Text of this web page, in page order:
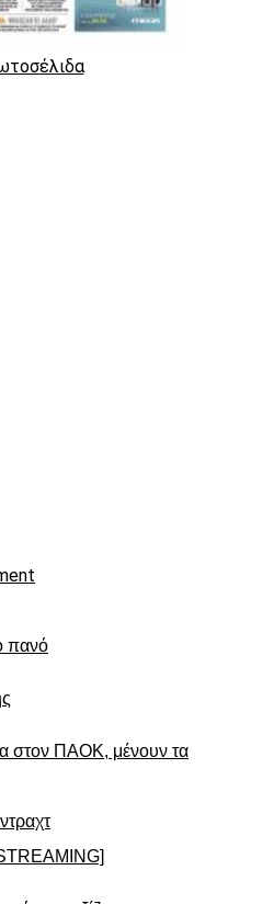
πανό
στον ΠΑΟΚ, μένουν τα